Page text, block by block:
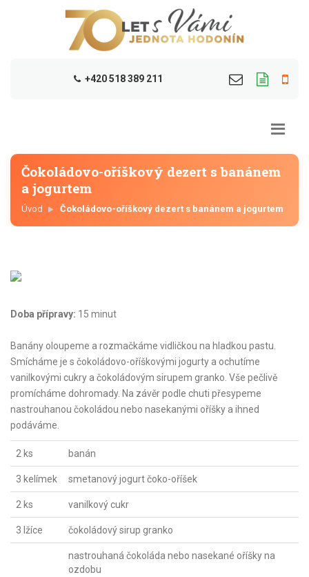
+420 518 389 211
Čokoládovo-oříškový dezert s banánem
a jogurtem
Úvod Čokoládovo-oříškový dezert s banánem a jogurtem
Doba přípravy: 15 minut
Banány oloupeme a rozmačkáme vidličkou na hladkou pastu.
Smícháme je s čokoládovo-oříškovými jogurty a ochutíme
vanilkovými cukry a čokoládovým sirupem granko. Vše pečlivě
promícháme dohromady. Na závěr podle chuti přesypeme
nastrouhanou čokoládou nebo nasekanými oříšky a ihned
podáváme.
2 ks banán
3 kelímek smetanový jogurt čoko-oříšek
2 ks vanilkový cukr
3 lžíce čokoládový sirup granko
nastrouhaná čokoláda nebo nasekané oříšky na
ozdobu